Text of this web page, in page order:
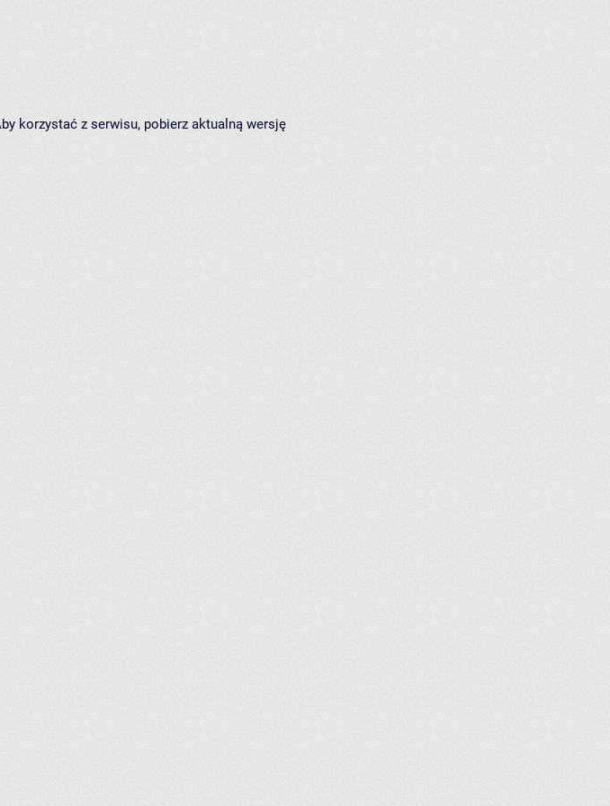
korzystać z serwisu, pobierz aktualną wersję